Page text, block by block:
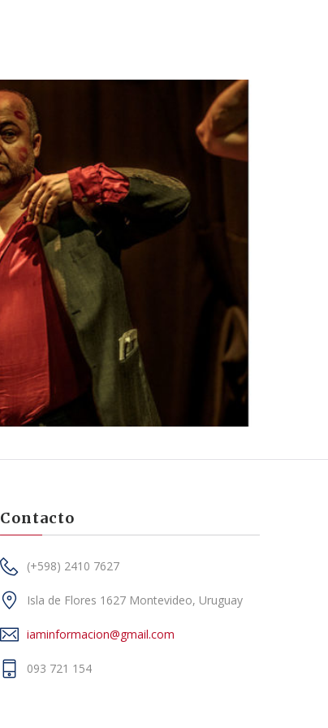
Contacto
(+598) 2410 7627
Isla de Flores 1627 Montevideo, Uruguay
iaminformacion@gmail.com
093 721 154